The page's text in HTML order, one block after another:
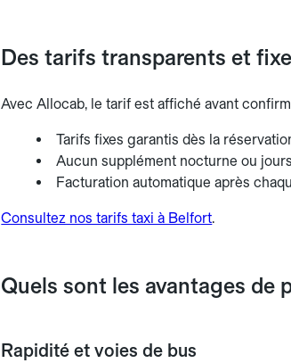
Des tarifs transparents et
Avec Allocab, le tarif est affiché avant
Tarifs fixes garantis dès la
Aucun supplément nocturne ou
Facturation automatique après
Consultez nos tarifs taxi à Belfort.
Quels sont les avantages de
Rapidité et voies de bus